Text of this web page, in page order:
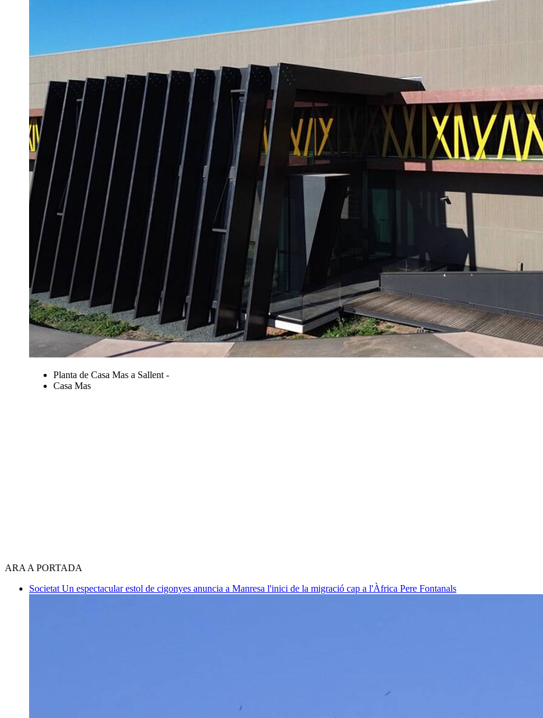
Planta de Casa Mas a Sallent -
Casa Mas
ARA A PORTADA
Societat Un espectacular estol de cigonyes anuncia a Manresa l'inici de la migració cap a l'Àfrica Pere Fontanals